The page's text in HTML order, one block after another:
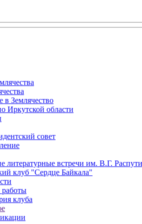
в Землячество
Иркутской области
совет
литературные встречи им. В.Г.
клуб "Сердце Байкала"
клуба